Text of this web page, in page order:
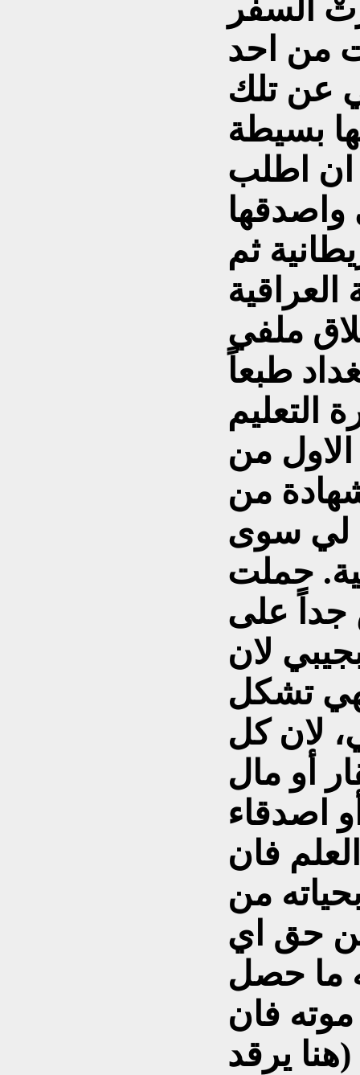
السفر
من احد
عن تلك
بسيطة
اطلب
ثم
العراقية
ملفي
طبعاً
التعليم
من
من
لي سوى
حملت
جداً على
لان
تشكل
لان كل
أو مال
اصدقاء
فان
من
حق اي
ما حصل
فان
يرقد